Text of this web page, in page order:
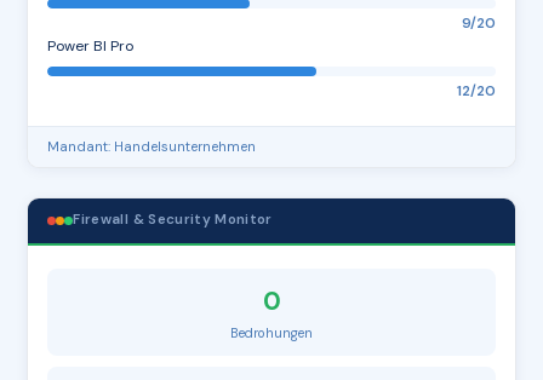
9/20
Power BI Pro
12/20
Mandant: Handelsunternehmen
Firewall & Security Monitor
0
Bedrohungen